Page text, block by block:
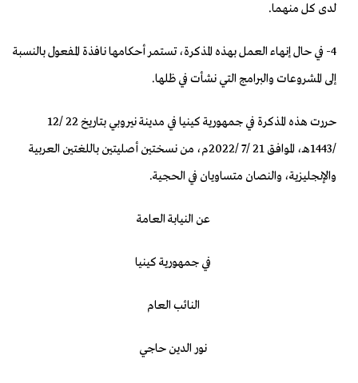
لدى كل منهما.
4- في حال إنهاء العمل بهذه المذكرة، تستمر أحكامها نافذة المفعول بالنسبة
إلى المشروعات والبرامج التي نشأت في ظلها.
حررت هذه المذكرة في جمهورية كينيا في مدينة نيروبي بتاريخ 22 /12
/1443هـ، الموافق 21 /7 /2022م، من نسختين أصليتين باللغتين العربية
والإنجليزية، والنصان متساويان في الحجية.
عن النيابة العامة
في جمهورية كينيا
النائب العام
نور الدين حاجي